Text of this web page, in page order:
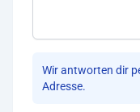
Wir antworten dir
Adresse.